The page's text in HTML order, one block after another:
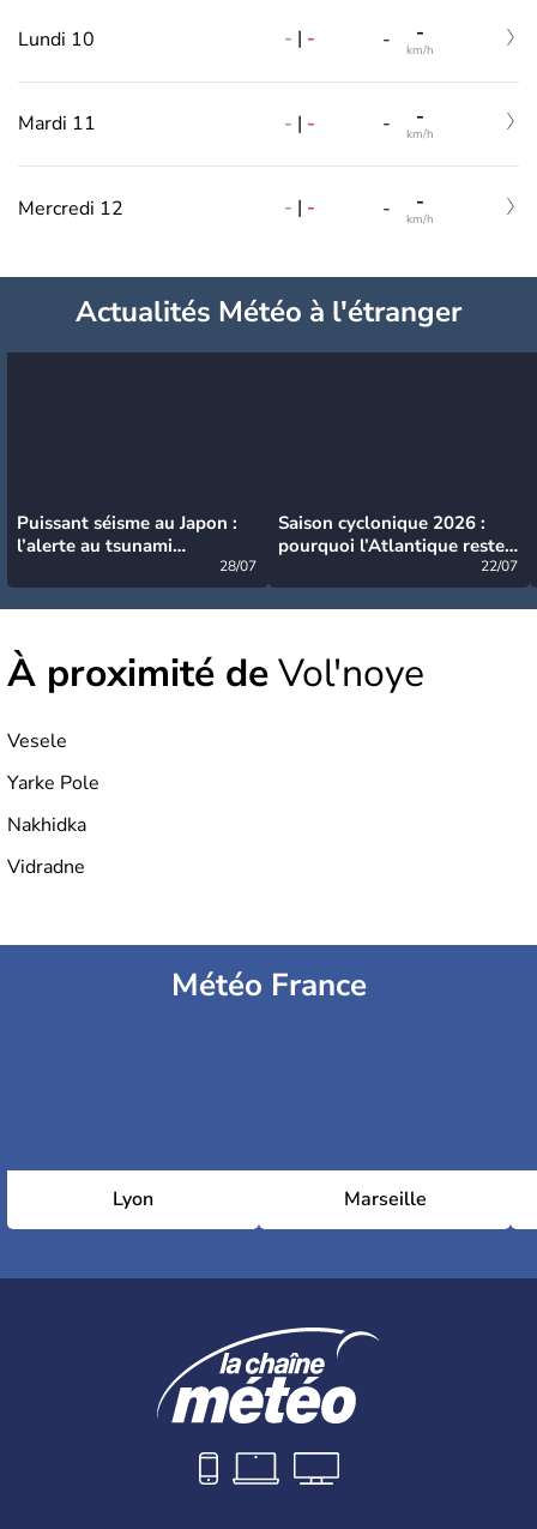
Lundi 10 - | - - -
km/h
Mardi 11 - | - - -
km/h
Mercredi 12 - | - - -
km/h
Actualités Météo à l'étranger
Puissant séisme au Japon :
l’alerte au tsunami
28/07
Saison cyclonique 2026 :
pourquoi l’Atlantique reste
22/07
À proximité deVol'noye
Vesele
Yarke Pole
Nakhidka
Vidradne
Météo France
Lyon Marseille